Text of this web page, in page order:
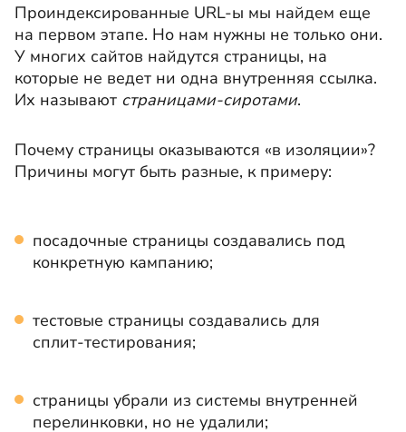
Проиндексированные URL-ы мы найдем еще
на первом этапе. Но нам нужны не только они.
У многих сайтов найдутся страницы, на
которые не ведет ни одна внутренняя ссылка.
Их называют страницами-сиротами.
Почему страницы оказываются «в изоляции»?
Причины могут быть разные, к примеру:
посадочные страницы создавались под
конкретную кампанию;
тестовые страницы создавались для
сплит-тестирования;
страницы убрали из системы внутренней
перелинковки, но не удалили;